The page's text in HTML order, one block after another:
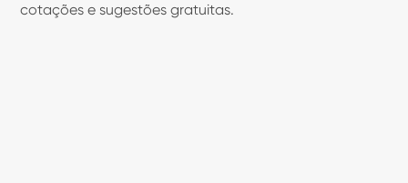
cotações e sugestões gratuitas.